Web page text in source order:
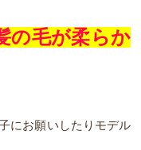
の毛が柔らか
にお願いしたりモデル